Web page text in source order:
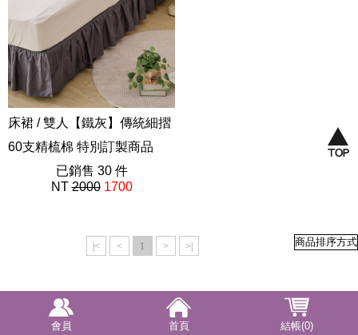
床裙 / 雙人【鐵灰】傳統細摺
60支精梳棉 特別訂製商品
已銷售 30 件
NT2000 1700
|< < 1 > >|
會員 首頁 結帳(0)